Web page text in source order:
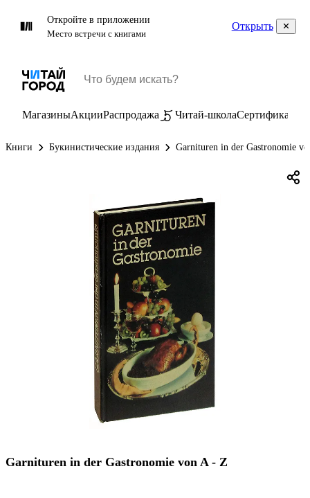
Откройте в приложении
Место встречи с книгами
Открыть
МагазиныАкцииРаспродажа Читай-школаСертификаты
Книги Букинистические издания Garnituren in der Gastronomie
Garnituren in der Gastronomie von A - Z